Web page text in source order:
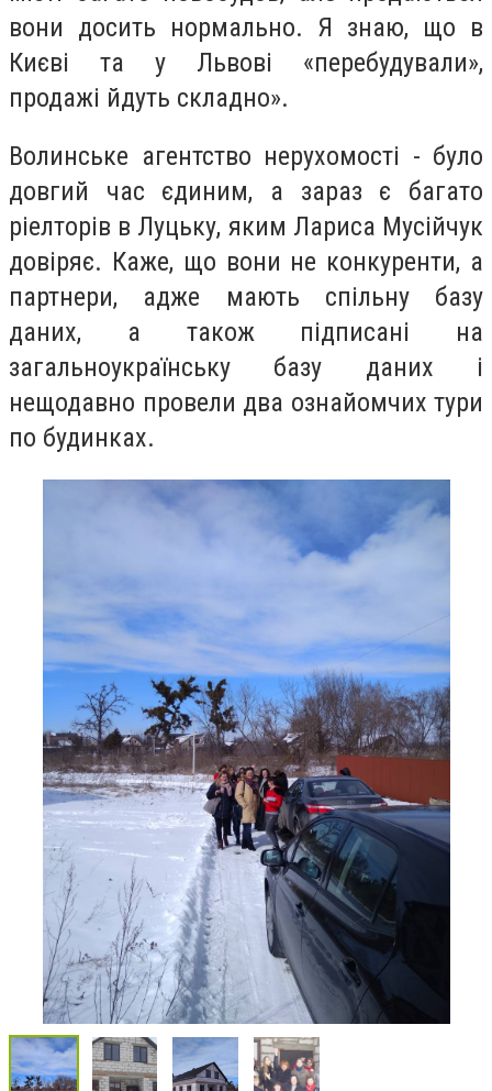
вони досить нормально. Я знаю, що в
Києві та у Львові «перебудували»,
продажі йдуть складно».
Волинське агентство нерухомості - було
довгий час єдиним, а зараз є багато
ріелторів в Луцьку, яким Лариса Мусійчук
довіряє. Каже, що вони не конкуренти, а
партнери, адже мають спільну базу
даних, а також підписані на
загальноукраїнську базу даних і
нещодавно провели два ознайомчих тури
по будинках.